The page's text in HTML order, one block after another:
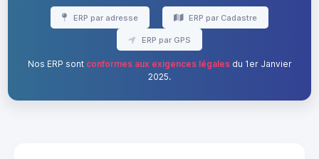
ERP par adresse ERP par Cadastre
ERP par GPS
Nos ERP sont conformes aux exigences légalesdu 1er Janvier
2025.